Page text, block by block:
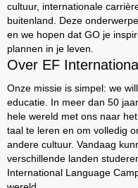
cultuur, internationale
buitenland. Deze
en we hopen dat GO je
plannen in je leven.
Over EF
Onze missie is simpel: we
educatie. In meer dan 50
hele wereld met ons naar
taal te leren en om volledig
andere cultuur. Vandaag
verschillende landen
International Language